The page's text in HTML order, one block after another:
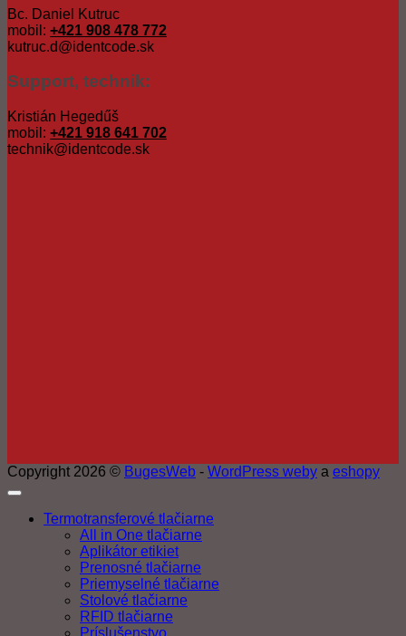
Bc. Daniel Kutruc
mobil: +421 908 478 772
kutruc.d@identcode.sk
Support, technik:
Kristián Hegedűš
mobil: +421 918 641 702
technik@identcode.sk
Copyright 2026 © BugesWeb - WordPress weby a eshopy
Termotransferové tlačiarne
All in One tlačiarne
Aplikátor etikiet
Prenosné tlačiarne
Priemyselné tlačiarne
Stolové tlačiarne
RFID tlačiarne
Príslušenstvo